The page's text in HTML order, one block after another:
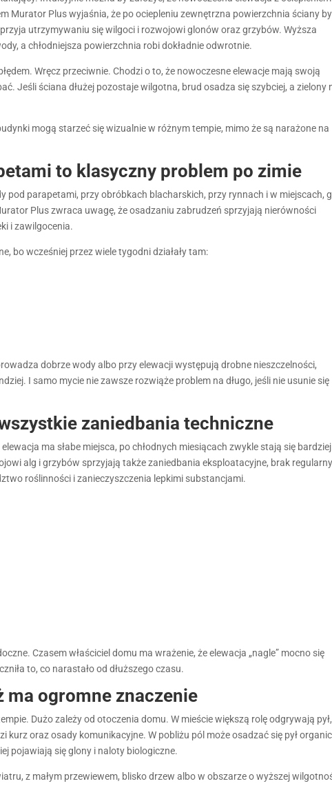
Murator Plus wyjaśnia, że po ociepleniu zewnętrzna powierzchnia ściany
utrzymywaniu się wilgoci i rozwojowi glonów oraz grzybów. Wyższa
a chłodniejsza powierzchnia robi dokładnie odwrotnie.
Wręcz przeciwnie. Chodzi o to, że nowoczesne elewacje mają swoją
Jeśli ściana dłużej pozostaje wilgotna, brud osadza się szybciej, a zielony
mogą starzeć się wizualnie w różnym tempie, mimo że są narażone na
to klasyczny problem po zimie
pod parapetami, przy obróbkach blacharskich, przy rynnach i w miejscach,
Plus zwraca uwagę, że osadzaniu zabrudzeń sprzyjają nierówności
i zawilgocenia.
bo wcześniej przez wiele tygodni działały tam:
dobrze wody albo przy elewacji występują drobne nieszczelności,
I samo mycie nie zawsze rozwiąże problem na długo, jeśli nie usunie się
zaniedbania techniczne
ma słabe miejsca, po chłodnych miesiącach zwykle stają się bardziej
alg i grzybów sprzyjają także zaniedbania eksploatacyjne, brak
roślinności i zanieczyszczenia lepkimi substancjami.
Czasem właściciel domu ma wrażenie, że elewacja „nagle” mocno się
to, co narastało od dłuższego czasu.
ma ogromne znaczenie
Dużo zależy od otoczenia domu. W mieście większą rolę odgrywają pył,
kurz oraz osady komunikacyjne. W pobliżu pól może osadzać się pył
pojawiają się glony i naloty biologiczne.
z małym przewiewem, blisko drzew albo w obszarze o wyższej